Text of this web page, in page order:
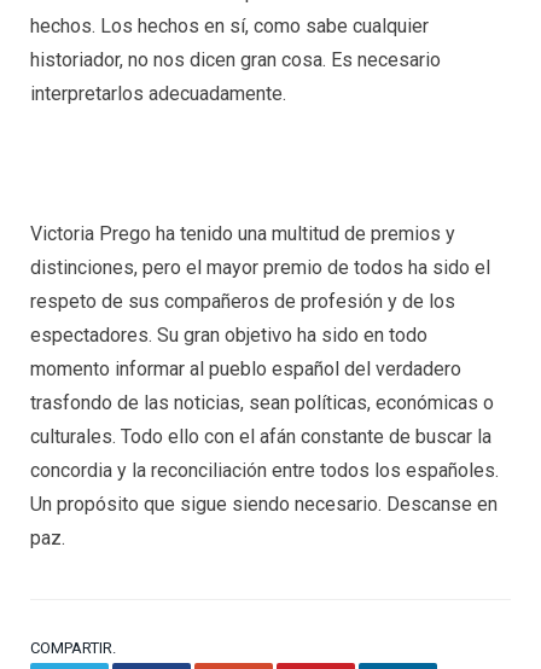
hechos. Los hechos en sí, como sabe cualquier
historiador, no nos dicen gran cosa. Es necesario
interpretarlos adecuadamente.
Victoria Prego ha tenido una multitud de premios y
distinciones, pero el mayor premio de todos ha sido el
respeto de sus compañeros de profesión y de los
espectadores. Su gran objetivo ha sido en todo
momento informar al pueblo español del verdadero
trasfondo de las noticias, sean políticas, económicas o
culturales. Todo ello con el afán constante de buscar la
concordia y la reconciliación entre todos los españoles.
Un propósito que sigue siendo necesario. Descanse en
paz.
COMPARTIR.